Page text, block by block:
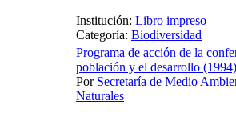
Institución: Libro impreso
Categoría: Biodiversidad
Programa de acción de la
población y el desarrollo (1994)
Por Secretaría de Medio
Naturales